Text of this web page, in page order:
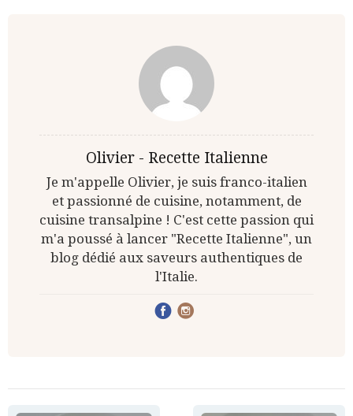
Olivier - Recette Italienne
Je m'appelle Olivier, je suis franco-italien
et passionné de cuisine, notamment, de
cuisine transalpine ! C'est cette passion qui
m'a poussé à lancer "Recette Italienne", un
blog dédié aux saveurs authentiques de
l'Italie.